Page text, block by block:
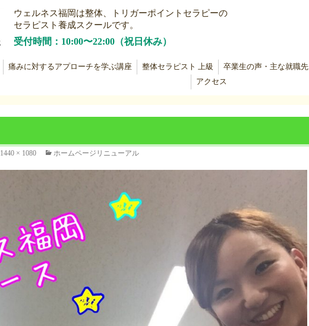
ウェルネス福岡は整体、トリガーポイントセラピーの
セラピスト養成スクールです。
受付時間：10:00〜22:00（祝日休み）
痛みに対するアプローチを学ぶ講座 整体セラピスト 上級 卒業生の声・主な就職先
アクセス
1440 × 1080 ホームページリニューアル